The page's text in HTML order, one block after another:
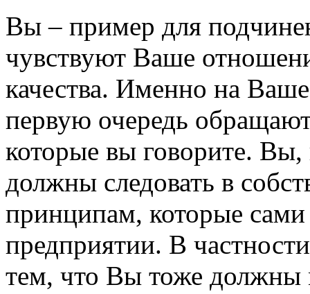
Вы – пример для
чувствуют Ваше
качества. Именно на
первую очередь
которые вы говорите. Вы,
должны следовать в
принципам, которые сами
предприятии. В
тем, что Вы тоже должны